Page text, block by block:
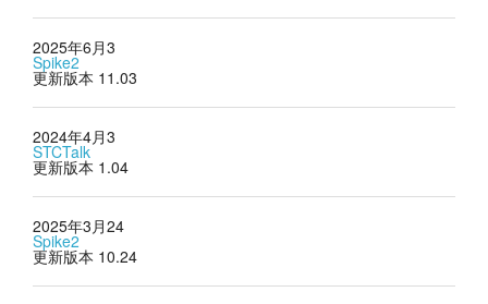
2025年6月3
Spike2
更新版本 11.03
2024年4月3
STCTalk
更新版本 1.04
2025年3月24
Spike2
更新版本 10.24